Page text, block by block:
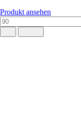
Produkt ansehen